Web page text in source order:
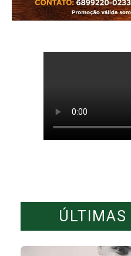
ÚLTIMAS